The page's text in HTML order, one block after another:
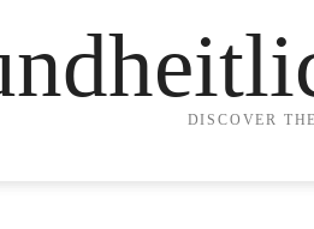
DISCOVER